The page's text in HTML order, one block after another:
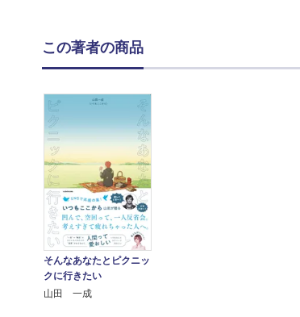
この著者の商品
そんなあなたとピクニッ
クに行きたい
山田 一成